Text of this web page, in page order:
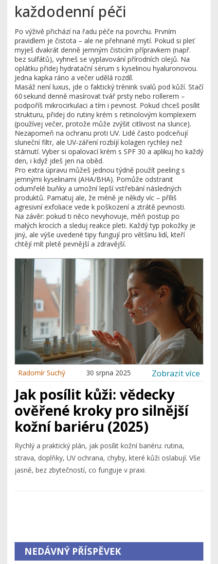
každodenní péči
Po výživě přichází na řadu péče na povrchu. Prvním
pravidlem je čistota – ale ne přehnané mytí. Pokud si pleť
myješ dvakrát denně jemným čisticím přípravkem (např.
bez sulfátů), vyhneš se vyplavování přírodních olejů. Na
oplátku přidej hydratační sérum s kyselinou hyaluronovou.
Jedna kapka ráno a večer udělá rozdíl.
Masáž není luxus, jde o faktický trénink svalů pod kůží. Stačí
60 sekund denně masírovat tvář prsty nebo rollerem –
podpoříš mikrocirkulaci a tím i pevnost. Pokud chceš posílit
strukturu, přidej do rutiny krém s retinolovým komplexem
(používej večer, protože může zvýšit citlivost na slunce).
Nezapomeň na ochranu proti UV. Lidé často podceňují
sluneční filtr, ale UV‑záření rozbíjí kolagen rychleji než
stárnutí. Vyber si opalovací krém s SPF 30 a aplikuj ho každý
den, i když jdeš jen na oběd.
Pro extra úpravu můžeš jednou týdně použít peeling s
jemnými kyselinami (AHA/BHA). Pomůže odstranit
odumřelé buňky a umožní lepší vstřebání následných
produktů. Pamatuj ale, že méně je někdy víc – příliš
agresivní exfoliace vede k poškození a ztrátě pevnosti.
Na závěr: pokud ti něco nevyhovuje, měň postup po
malých krocích a sleduj reakce pleti. Každý typ pokožky je
jiný, ale výše uvedené tipy fungují pro většinu lidí, kteří
chtějí mít pletě pevnější a zdravější.
Radomír Suchý 30 srpna 2025 Zobrazit více
Jak posílit kůži: vědecky
ověřené kroky pro silnější
kožní bariéru (2025)
Rychlý a praktický plán, jak posílit kožní bariéru: rutina,
strava, doplňky, UV ochrana, chyby, které kůži oslabují. Vše
jasně, bez zbytečností, co funguje v praxi.
NEDÁVNÝ PŘÍSPĚVEK